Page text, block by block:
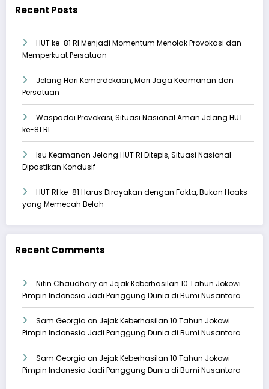
Recent Posts
HUT ke-81 RI Menjadi Momentum Menolak Provokasi dan
Memperkuat Persatuan
Jelang Hari Kemerdekaan, Mari Jaga Keamanan dan
Persatuan
Waspadai Provokasi, Situasi Nasional Aman Jelang HUT
ke-81 RI
Isu Keamanan Jelang HUT RI Ditepis, Situasi Nasional
Dipastikan Kondusif
HUT RI ke-81 Harus Dirayakan dengan Fakta, Bukan Hoaks
yang Memecah Belah
Recent Comments
Nitin Chaudharyon Jejak Keberhasilan 10 Tahun Jokowi
Pimpin Indonesia Jadi Panggung Dunia di Bumi Nusantara
Sam Georgia on Jejak Keberhasilan 10 Tahun Jokowi
Pimpin Indonesia Jadi Panggung Dunia di Bumi Nusantara
Sam Georgia on Jejak Keberhasilan 10 Tahun Jokowi
Pimpin Indonesia Jadi Panggung Dunia di Bumi Nusantara